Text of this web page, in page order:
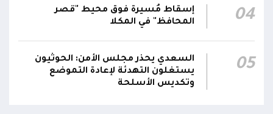
04
إسقاط مُسيرة فوق محيط "قصر
المحافظ" في المكلا
05
السعدي يحذر مجلس الأمن: الحوثيون
يستغلون التهدئة لإعادة التموضع
وتكديس الأسلحة